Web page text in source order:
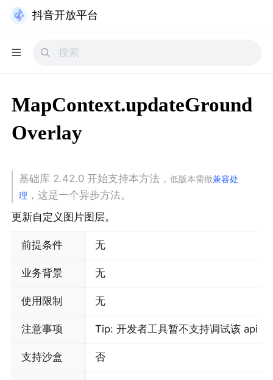
抖音开放平台
MapContext.updateGround
Overlay
基础库 2.42.0 开始支持本方法，低版本需做兼容处
理 ，这是一个异步方法。
更新自定义图片图层。
前提条件 无
业务背景 无
使用限制 无
注意事项 Tip: 开发者工具暂不支持调试该 api，
支持沙盒 否